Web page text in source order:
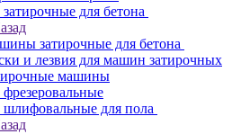
для бетона
затирочные для бетона
и лезвия для машин затирочных
машины
для пола